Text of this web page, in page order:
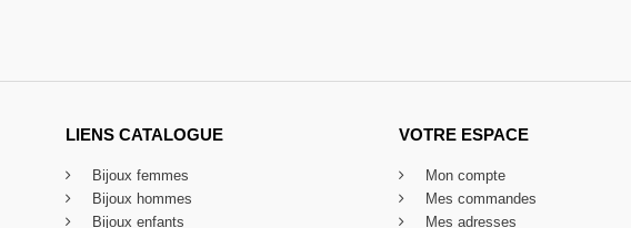
LIENS CATALOGUE
Bijoux femmes
Bijoux hommes
Bijoux enfants
VOTRE ESPACE
Mon compte
Mes commandes
Mes adresses